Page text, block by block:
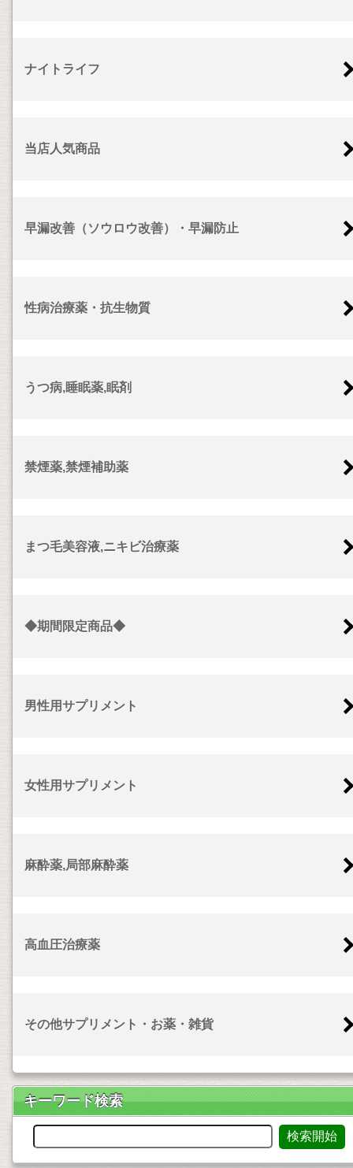
ナイトライフ
当店人気商品
早漏改善（ソウロウ改善）・早漏防止
性病治療薬・抗生物質
うつ病,睡眠薬,眠剤
禁煙薬,禁煙補助薬
まつ毛美容液,ニキビ治療薬
◆期間限定商品◆
男性用サプリメント
女性用サプリメント
麻酔薬,局部麻酔薬
高血圧治療薬
その他サプリメント・お薬・雑貨
キーワード検索